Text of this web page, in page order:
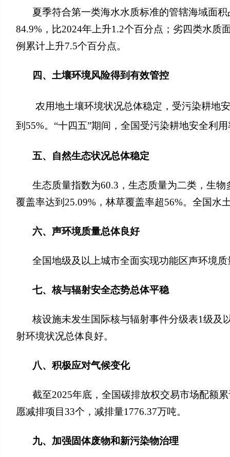
夏季符合第一类海水水质标准的管辖海域面
84.9%，比2024年上升1.2个百分点；劣四类水质
例累计上升7.5个百分点。
四、土壤环境风险得到有效管控
农用地土壤环境状况总体稳定，受污染耕地
到55%。“十四五”期间，全国受污染耕地安全利
五、自然生态状况总体稳定
生态质量指数为60.3，生态质量为二类，生
覆盖率达到25.09%，林草覆盖率超56%。全国水
六、声环境质量总体良好
全国地级及以上城市全面实现功能区声环境
七、核与辐射安全态势总体平稳
核设施未发生国际核与辐射事件分级表1级及
射环境状况总体良好。
八、积极应对气候变化
截至2025年底，全国碳排放权交易市场配额
愿减排项目33个，减排量1776.37万吨。
九、加强固体废物和新污染物治理